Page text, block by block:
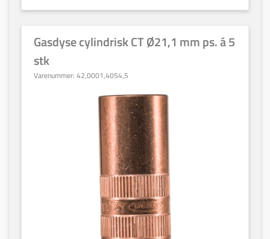
Gasdyse cylindrisk CT Ø21,1 mm ps. á 5
stk
Varenummer: 42,0001,4054,5